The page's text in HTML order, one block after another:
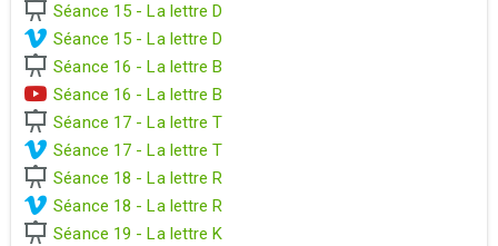
Séance 15 - La lettre D
Séance 15 - La lettre D
Séance 16 - La lettre B
Séance 16 - La lettre B
Séance 17 - La lettre T
Séance 17 - La lettre T
Séance 18 - La lettre R
Séance 18 - La lettre R
Séance 19 - La lettre K